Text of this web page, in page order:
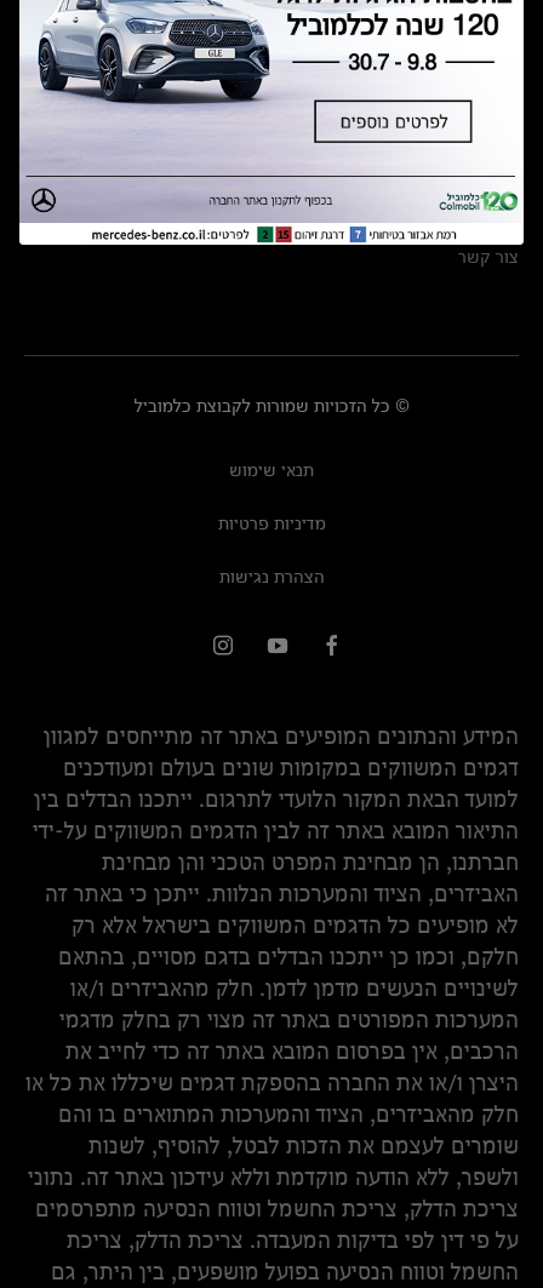
תקנון ימי מכירות 120 לכלמוביל
מצאו אותנו
אולמות תצוגה
מרכזי שירות
צור קשר
© כל הזכויות שמורות לקבוצת כלמוביל
תנאי שימוש
מדיניות פרטיות
הצהרת נגישות
המידע והנתונים המופיעים באתר זה מתייחסים למגוון
דגמים המשווקים במקומות שונים בעולם ומעודכנים
למועד הבאת המקור הלועדי לתרגום. ייתכנו הבדלים בין
התיאור המובא באתר זה לבין הדגמים המשווקים על-ידי
חברתנו, הן מבחינת המפרט הטכני והן מבחינת
האביזרים, הציוד והמערכות הנלוות. ייתכן כי באתר זה
לא מופיעים כל הדגמים המשווקים בישראל אלא רק
חלקם, וכמו כן ייתכנו הבדלים בדגם מסויים, בהתאם
לשינויים הנעשים מדמן לדמן. חלק מהאביזרים ו/או
המערכות המפורטים באתר זה מצוי רק בחלק מדגמי
הרכבים, אין בפרסום המובא באתר זה כדי לחייב את
היצרן ו/או את החברה בהספקת דגמים שיכללו את כל או
חלק מהאביזרים, הציוד והמערכות המתוארים בו והם
שומרים לעצמם את הזכות לבטל, להוסיף, לשנות
ולשפר, ללא הודעה מוקדמת וללא עידכון באתר זה. נתוני
צריכת הדלק, צריכת החשמל וטווח הנסיעה מתפרסמים
על פי דין לפי בדיקות המעבדה. צריכת הדלק, צריכת
החשמל וטווח הנסיעה בפועל מושפעים, בין היתר, גם